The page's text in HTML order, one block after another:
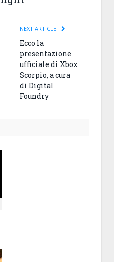
NEXT ARTICLE
Ecco la
presentazione
ufficiale di Xbox
Scorpio, a cura
di Digital
Foundry